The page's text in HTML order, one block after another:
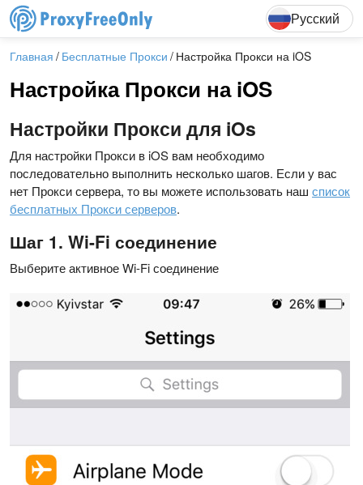
EnglishDeutsch
Русский
Главная Бесплатные Прокси Настройка Прокси на iOS
Настройка Прокси на iOS
Настройки Прокси для iOs
Для настройки Прокси в iOS вам необходимо
последовательно выполнить несколько шагов. Если у вас
нет Прокси сервера, то вы можете использовать наш список
бесплатных Прокси серверов.
Шаг 1. Wi-Fi соединение
Выберите активное Wi-Fi соединение